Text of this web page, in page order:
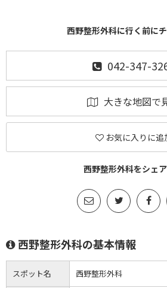
西野整形外科に行く前に
042-347-
大きな地図で
お気に入りに追
西野整形外科をシェ
西野整形外科の基本情報
スポット名 西野整形外科